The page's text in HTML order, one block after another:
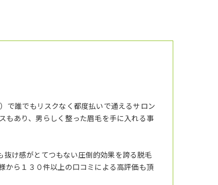
で誰でもリスクなく都度払いで通えるサロン
もあり、男らしく整った眉毛を手に入れる事
け感がとてつもない圧倒的効果を誇る脱毛
から１３０件以上の口コミによる高評価も頂